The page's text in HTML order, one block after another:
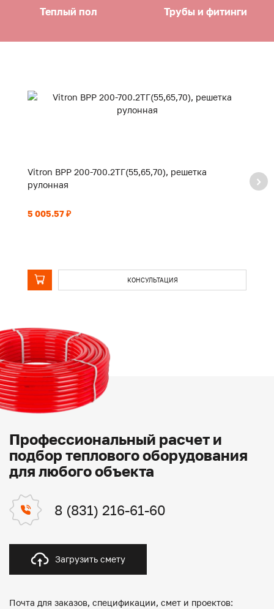
Теплый пол Трубы и фитинги
Vitron ВРР 200-700.2ТГ(55,65,70), решетка
рулонная
5 005.57 ₽
КОНСУЛЬТАЦИЯ
Профессиональный расчет и
подбор теплового оборудования
для любого объекта
8 (831) 216-61-60
Загрузить смету
Почта для заказов, спецификации, смет и проектов: